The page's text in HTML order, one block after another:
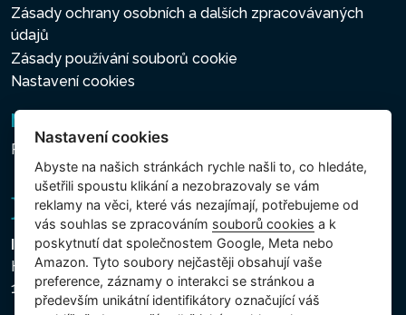
Zásady ochrany osobních a dalších zpracovávaných
údajů
Zásady používání souborů cookie
Nastavení cookies
Newsletter
Přihlášení k odběru novinek
Intex Trading, s.r.o.
Hradecká 2526/3
130 00 Praha 3 - Česká republika
Nastavení cookies
Abyste na našich stránkách rychle našli to, co hledáte,
ušetřili spoustu klikání a nezobrazovaly se vám
reklamy na věci, které vás nezajímají, potřebujeme od
vás souhlas se zpracováním souborů cookies a k
poskytnutí dat společnostem Google, Meta nebo
Amazon. Tyto soubory nejčastěji obsahují vaše
preference, záznamy o interakci se stránkou a
především unikátní identifikátory označující váš